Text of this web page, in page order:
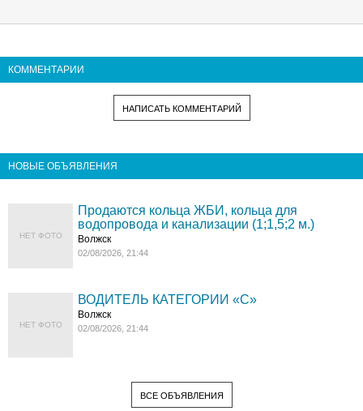
КОММЕНТАРИИ
НАПИСАТЬ КОММЕНТАРИЙ
НОВЫЕ ОБЪЯВЛЕНИЯ
НЕТ ФОТО
Продаются кольца ЖБИ, кольца для
водопровода и канализации (1;1,5;2 м.)
Волжск
02/08/2026, 21:44
НЕТ ФОТО
ВОДИТЕЛЬ КАТЕГОРИИ «C»
Волжск
02/08/2026, 21:44
ВСЕ ОБЪЯВЛЕНИЯ